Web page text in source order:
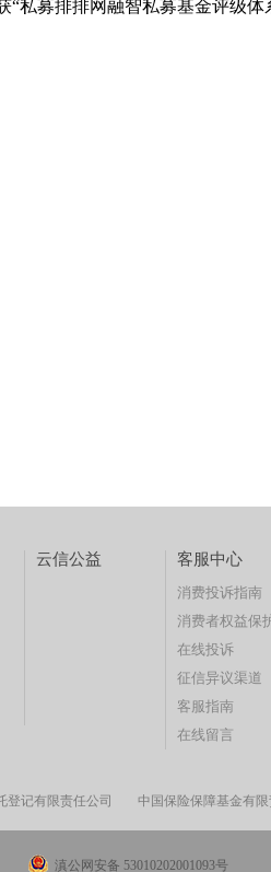
私募排排网融智私募基金评级体
云信公益 客服中心
消费投诉指南
消费者权益保
在线投诉
征信异议渠道
客服指南
在线留言
登记有限责任公司 中国保险保障基金有限
滇公网安备 53010202001093号